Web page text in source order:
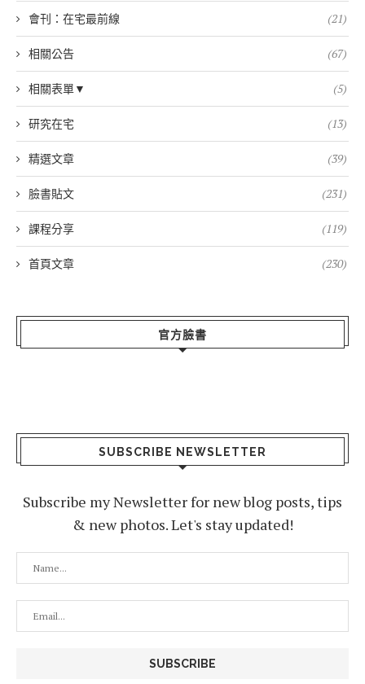
會刊：在宅最前線 (21)
相關公告 (67)
相關表單▼ (5)
研究在宅 (13)
精選文章 (39)
臉書貼文 (231)
課程分享 (119)
首頁文章 (230)
官方臉書
SUBSCRIBE NEWSLETTER
Subscribe my Newsletter for new blog posts, tips
& new photos. Let's stay updated!